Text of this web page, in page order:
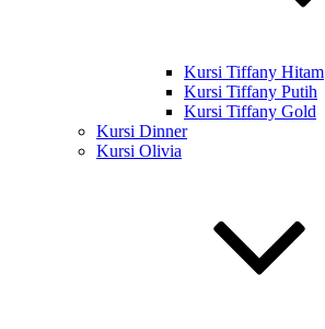
Kursi Tiffany Hitam
Kursi Tiffany Putih
Kursi Tiffany Gold
Kursi Dinner
Kursi Olivia